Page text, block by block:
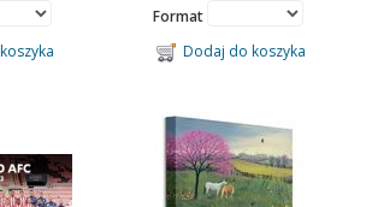
Format
Dodaj do koszyka